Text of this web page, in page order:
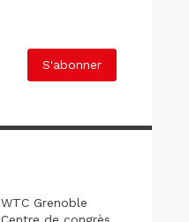
S'abonner
WTC Grenoble